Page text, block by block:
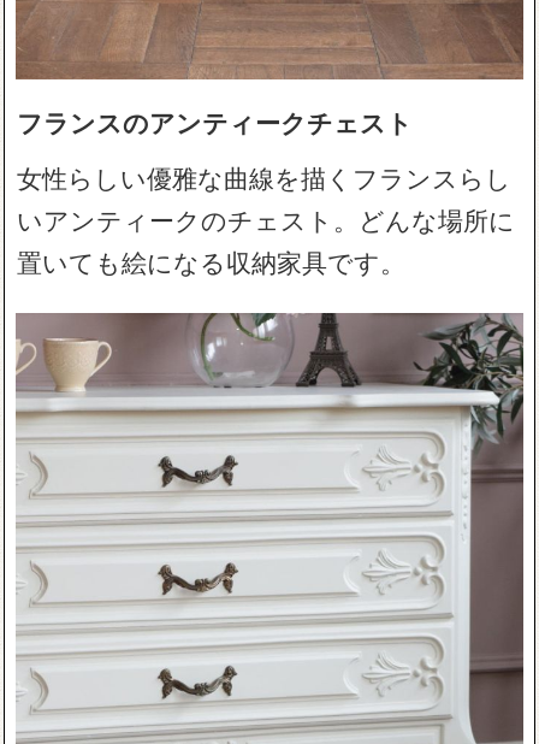
フランスのアンティークチェスト
女性らしい優雅な曲線を描くフランスらし
いアンティークのチェスト。どんな場所に
置いても絵になる収納家具です。